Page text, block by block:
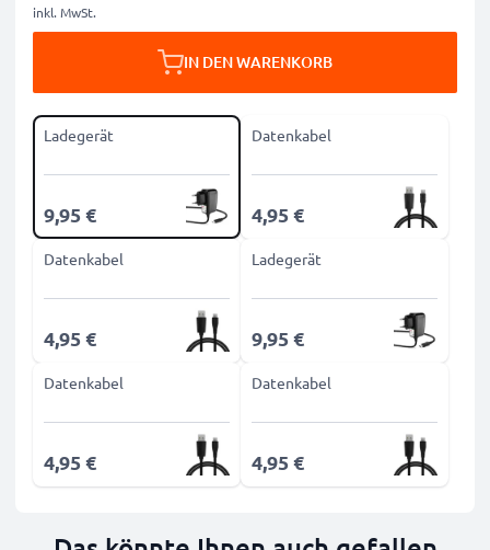
inkl. MwSt.
IN DEN WARENKORB
Ladegerät
9,95 €
Datenkabel
4,95 €
Datenkabel
4,95 €
Ladegerät
9,95 €
Datenkabel
4,95 €
Datenkabel
4,95 €